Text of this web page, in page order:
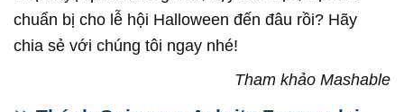
chuẩn bị cho lễ hội Halloween đến đâu rồi? Hãy
chia sẻ với chúng tôi ngay nhé!
Tham khảo Mashable